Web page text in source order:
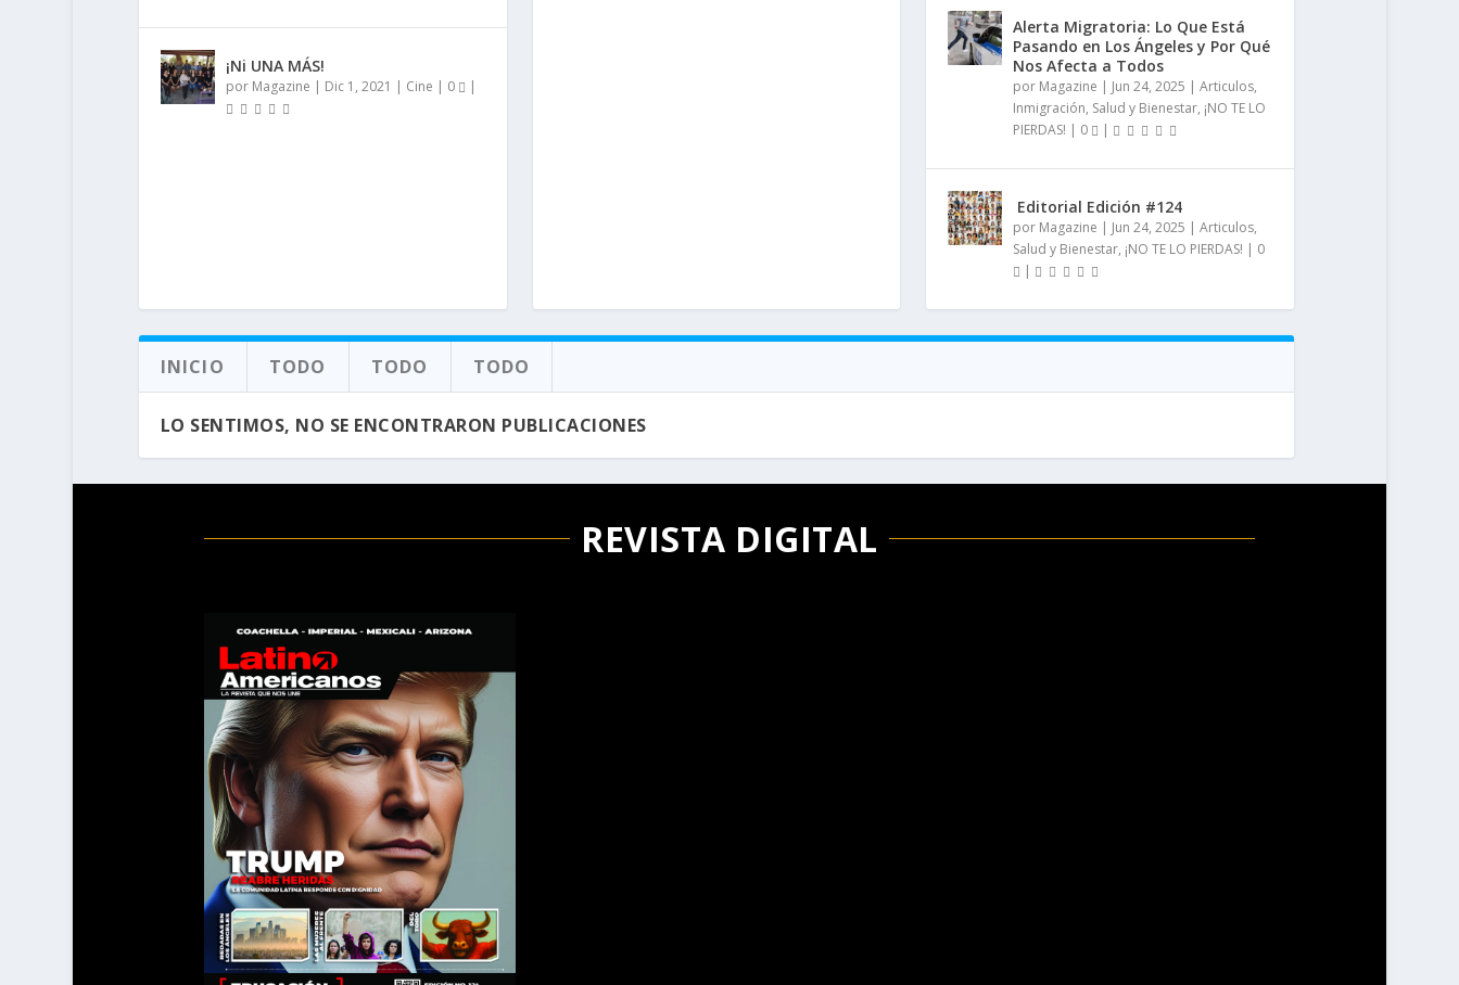
¡Ni UNA MÁS!
por Magazine | Dic 1, 2021 | Cine | 0 |
Alerta Migratoria: Lo Que Está
Pasando en Los Ángeles y Por Qué
Nos Afecta a Todos
por Magazine | Jun 24, 2025 |Articulos,
Inmigración, Salud y Bienestar, ¡NO TE LO
PIERDAS! | 0 |
️ Editorial Edición #124
por Magazine | Jun 24, 2025 |Articulos,
Salud y Bienestar, ¡NO TE LO PIERDAS! | 0
|
INICIO TODO TODO TODO
LO SENTIMOS, NO SE ENCONTRARON PUBLICACIONES
REVISTA DIGITAL